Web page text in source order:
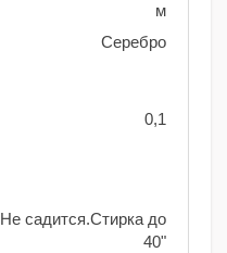
м
Серебро
0,1
Не садится.Стирка до
40"